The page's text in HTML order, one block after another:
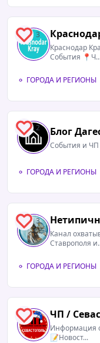
3
Краснодар
События
ГОРОДА И РЕГИОНЫ
2 Блог
События и ЧП
ГОРОДА И РЕГИОНЫ
3
Канал
Ставрополя
ГОРОДА И РЕГИОНЫ
2 ЧП /
Информация
📝Новост...